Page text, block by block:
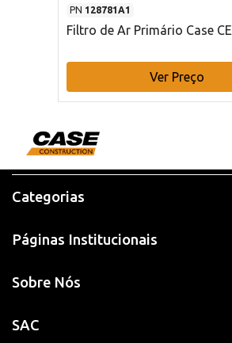
PN 128781A1
Filtro de Ar Primário Case CE
Ver Preço
Categorias
Páginas Institucionais
Sobre Nós
SAC